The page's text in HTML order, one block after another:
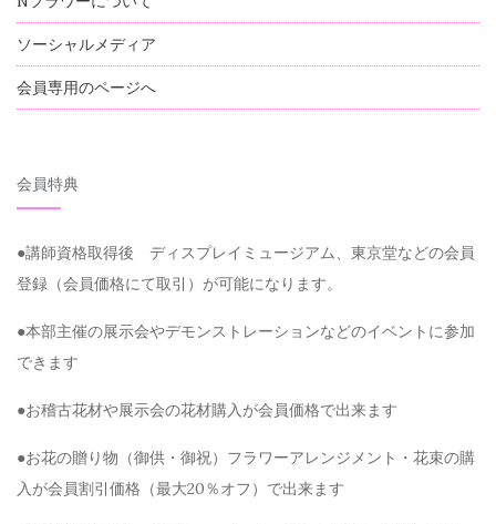
ソーシャルメディア
会員専用のページへ
会員特典
●講師資格取得後 ディスプレイミュージアム、東京堂などの会員
登録（会員価格にて取引）が可能になります。
●本部主催の展示会やデモンストレーションなどのイベントに参加
できます
●お稽古花材や展示会の花材購入が会員価格で出来ます
●お花の贈り物（御供・御祝）フラワーアレンジメント・花束の購
入が会員割引価格（最大20％オフ）で出来ます